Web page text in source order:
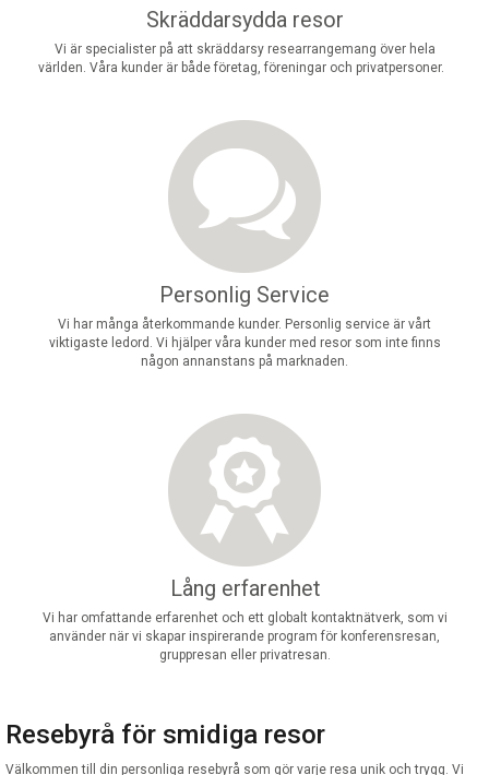
Skräddarsydda resor
Vi är specialister på att skräddarsy researrangemang över hela
världen. Våra kunder är både företag, föreningar och privatpersoner.
Personlig Service
Vi har många återkommande kunder. Personlig service är vårt
viktigaste ledord. Vi hjälper våra kunder med resor som inte finns
någon annanstans på marknaden.
Lång erfarenhet
Vi har omfattande erfarenhet och ett globalt kontaktnätverk, som vi
använder när vi skapar inspirerande program för konferensresan,
gruppresan eller privatresan.
Resebyrå för smidiga resor
Välkommen till din personliga resebyrå som gör varje resa unik och trygg. Vi